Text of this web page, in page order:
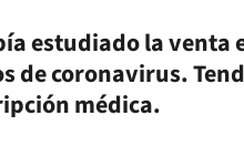
estudiado la
de coronavirus.
médica.